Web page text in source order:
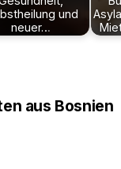
und
neuer…
aus Bosnien